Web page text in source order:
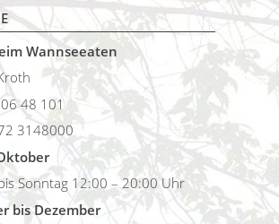
Wannseeaten
48 101
3148000
Sonntag 12:00 – 20:00 Uhr
bis Dezember